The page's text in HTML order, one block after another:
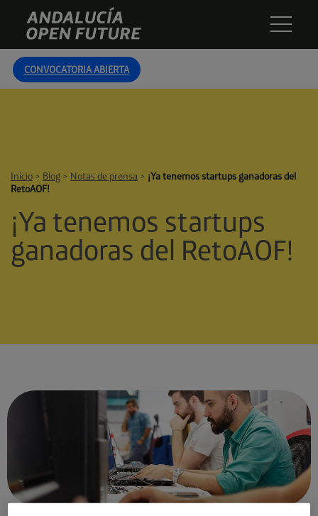
content
Andalucía
Open
Future
CONVOCATORIA ABIERTA
Inicio > Blog > Notas de prensa > ¡Ya tenemos startups ganadoras del
RetoAOF!
¡Ya tenemos startups
ganadoras del RetoAOF!